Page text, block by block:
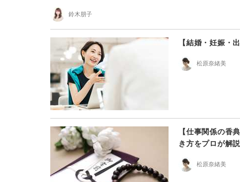
鈴木朋子
【結婚・妊娠・
松原奈緒美
【仕事関係の香
き方をプロが解説
松原奈緒美